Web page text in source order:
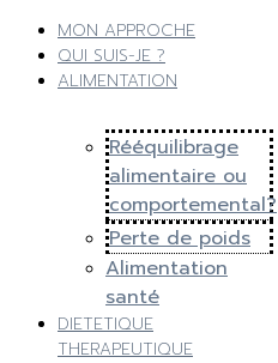
MON APPROCHE
QUI SUIS-JE ?
ALIMENTATION
Rééquilibrage
alimentaire ou
comportemental?
Perte de poids
Alimentation
santé
DIETETIQUE
THERAPEUTIQUE